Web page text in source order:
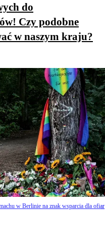
do
Czy podobne
w naszym kraju?
w Berlinie na znak wsparcia dla ofiar